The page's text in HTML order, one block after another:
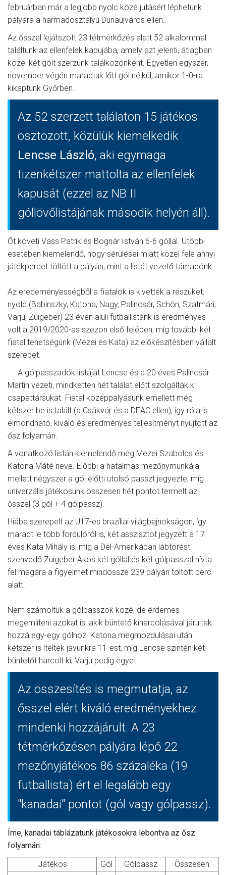
februárban már a legjobb nyolc közé jutásért léphetünk
pályára a harmadosztályú Dunaújváros ellen.
Az ősszel lejátszott 23 tétmérkőzés alatt 52 alkalommal
találtunk az ellenfelek kapujába, amely azt jelenti, átlagban
közel két gólt szerzünk találkozónként. Egyetlen egyszer,
november végén maradtuk lőtt gól nélkül, amikor 1-0-ra
kikaptunk Győrben.
Az 52 szerzett találaton 15 játékos
osztozott, közülük kiemelkedik
Lencse László, aki egymaga
tizenkétszer mattolta az ellenfelek
kapusát (ezzel az NB II
góllövőlistájának második helyén áll).
Őt követi Vass Patrik és Bognár István 6-6 góllal. Utóbbi
esetében kiemelendő, hogy sérülései miatt közel fele annyi
játékpercet töltött a pályán, mint a listát vezető támadónk.
Az eredeményességből a fiatalok is kivették a részüket:
nyolc (Babinszky, Katona, Nagy, Palincsár, Schön, Szatmári,
Varju, Zuigeber) 23 éven aluli futballistánk is eredményes
volt a 2019/2020-as szezon első felében, míg további két
fiatal tehetségünk (Mezei és Kata) az előkészítésben vállalt
szerepet.
A gólpasszadók listáját Lencse és a 20 éves Palincsár
Martin vezeti, mindketten hét találat előtt szolgálták ki
csapattársukat. Fiatal középpályásunk emellett még
kétszer be is talált (a Csákvár és a DEAC ellen), így róla is
elmondható, kiváló és eredményes teljesítményt nyújtott az
ősz folyamán.
A vonatkozó listán kiemelendő még Mezei Szabolcs és
Katona Máté neve. Előbbi a hatalmas mezőnymunkája
mellett négyszer a gól előtti utolsó passzt jegyezte, míg
univerzális játékosunk összesen hét pontot termelt az
ősszel (3 gól + 4 gólpassz).
Hiába szerepelt az U17-es brazíliai világbajnokságon, így
maradt le több fordulóról is, két asszisztot jegyzett a 17
éves Kata Mihály is, míg a Dél-Amerikában lábtörést
szenvedő Zuigeber Ákos két góllal és két gólpasszal hívta
fel magára a figyelmet mindössze 239 pályán töltött perc
alatt.
Nem számoltuk a gólpasszok közé, de érdemes
megemlíteni azokat is, akik büntető kiharcolásával járultak
hozzá egy-egy gólhoz. Katona megmozdulásai után
kétszer is ítéltek javunkra 11-est, míg Lencse szintén két
büntetőt harcolt ki, Varju pedig egyet.
Az összesítés is megmutatja, az
ősszel elért kiváló eredményekhez
mindenki hozzájárult. A 23
tétmérkőzésen pályára lépő 22
mezőnyjátékos 86 százaléka (19
futballista) ért el legalább egy
"kanadai" pontot (gól vagy gólpassz).
Íme, kanadai táblázatunk játékosokra lebontva az ősz
folyamán:
Játékos
Gól Gólpassz
Összesen